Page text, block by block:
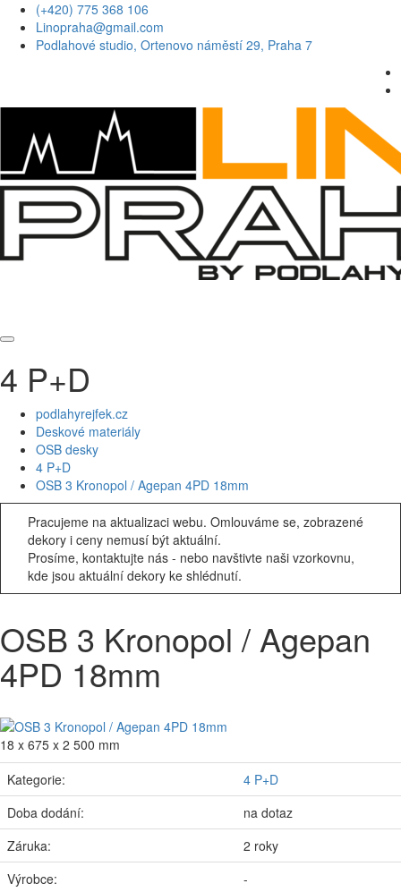
(+420) 775 368 106
Linopraha@gmail.com
Podlahové studio, Ortenovo náměstí 29, Praha 7
4 P+D
podlahyrejfek.cz
Deskové materiály
OSB desky
4 P+D
OSB 3 Kronopol / Agepan 4PD 18mm
Pracujeme na aktualizaci webu. Omlouváme se, zobrazené
dekory i ceny nemusí být aktuální.
Prosíme, kontaktujte nás - nebo navštivte naši vzorkovnu,
kde jsou aktuální dekory ke shlédnutí.
OSB 3 Kronopol / Agepan
4PD 18mm
18 x 675 x 2 500 mm
Kategorie:
4 P+D
Doba dodání:
na dotaz
Záruka:
2 roky
Výrobce:
-